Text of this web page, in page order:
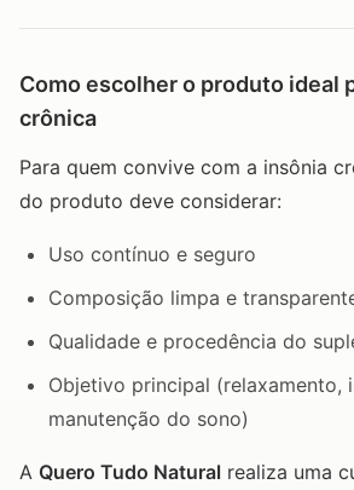
Como escolher o produto ideal
crônica
Para quem convive com a insônia
do produto deve considerar:
Uso contínuo e seguro
Composição limpa e
Qualidade e procedência do
Objetivo principal (relaxamento,
manutenção do sono)
A Quero Tudo Natural realiza uma